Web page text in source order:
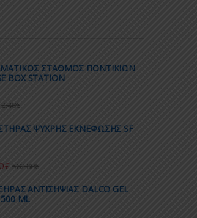
ΣΤΑΘΜΟΣ ΠΟΝΤΙΚΙΩΝ
BOX STATION
2.48€
ΨΥΧΡΗΣ ΕΚΝΕΦΩΣΗΣ SF
€ 582.80€
ΑΝΤΙΣΗΨΙΑΣ DALCO GEL
ML